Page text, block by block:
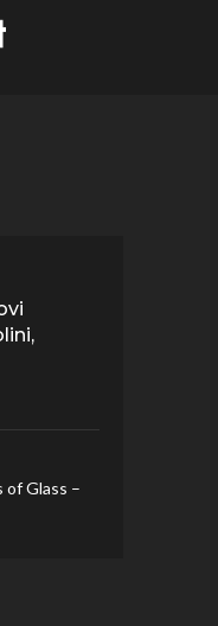
of Glass –